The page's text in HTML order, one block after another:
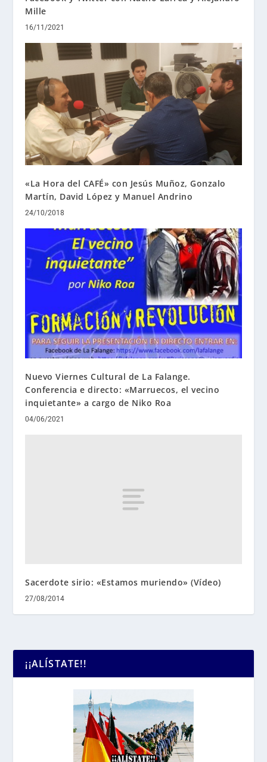
Mille
16/11/2021
«La Hora del CAFÉ» con Jesús Muñoz, Gonzalo
Martín, David López y Manuel Andrino
24/10/2018
Nuevo Viernes Cultural de La Falange.
Conferencia e directo: «Marruecos, el vecino
inquietante» a cargo de Niko Roa
04/06/2021
Sacerdote sirio: «Estamos muriendo» (Vídeo)
27/08/2014
¡¡ALÍSTATE!!